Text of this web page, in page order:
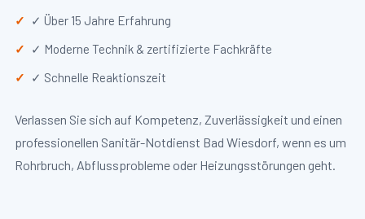
✓ Über 15 Jahre Erfahrung
✓ Moderne Technik & zertifizierte Fachkräfte
✓ Schnelle Reaktionszeit
Verlassen Sie sich auf Kompetenz, Zuverlässigkeit und einen
professionellen Sanitär-Notdienst Bad Wiesdorf, wenn es um
Rohrbruch, Abflussprobleme oder Heizungsstörungen geht.